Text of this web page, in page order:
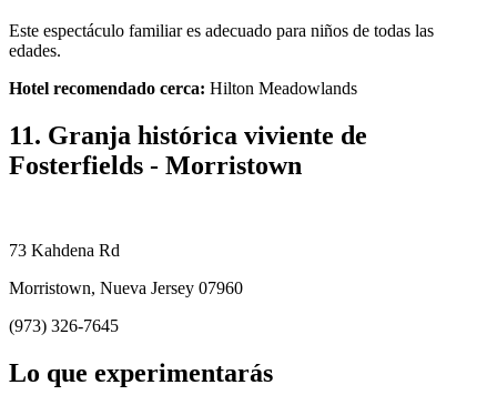
Este espectáculo familiar es adecuado para niños de todas las
edades.
Hotel recomendado cerca: Hilton Meadowlands
11. Granja histórica viviente de
Fosterfields - Morristown
73 Kahdena Rd
Morristown, Nueva Jersey 07960
(973) 326-7645
Lo que experimentarás